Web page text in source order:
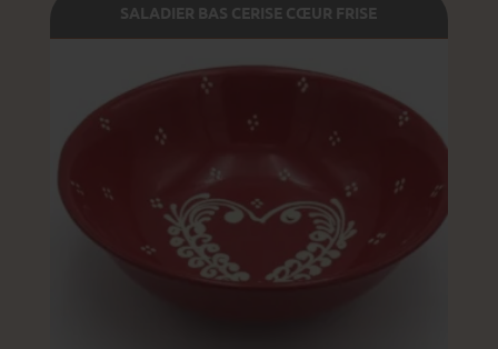
SALADIER BAS CERISE CŒUR FRISE